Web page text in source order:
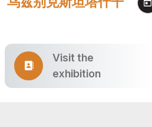
Visit the
exhibition